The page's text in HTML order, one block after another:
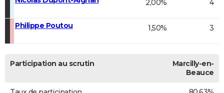
2,00% 4
Philippe Poutou 1,50% 3
Participation au scrutin
Marcilly-en-
Beauce